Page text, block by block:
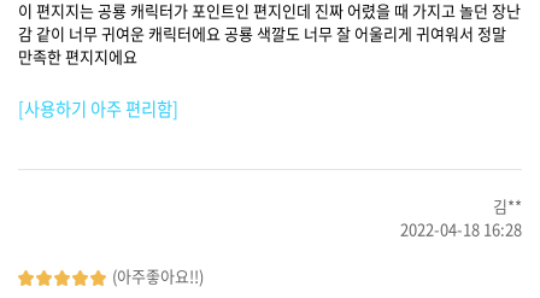
이 편지지는 공룡 캐릭터가 포인트인 편지인데 진짜 어렸을 때 가지고 놀던 장난
감 같이 너무 귀여운 캐릭터에요 공룡 색깔도 너무 잘 어울리게 귀여워서 정말
만족한 편지지에요
[사용하기 아주 편리함]
김**
2022-04-18 16:28
(아주좋아요!!)